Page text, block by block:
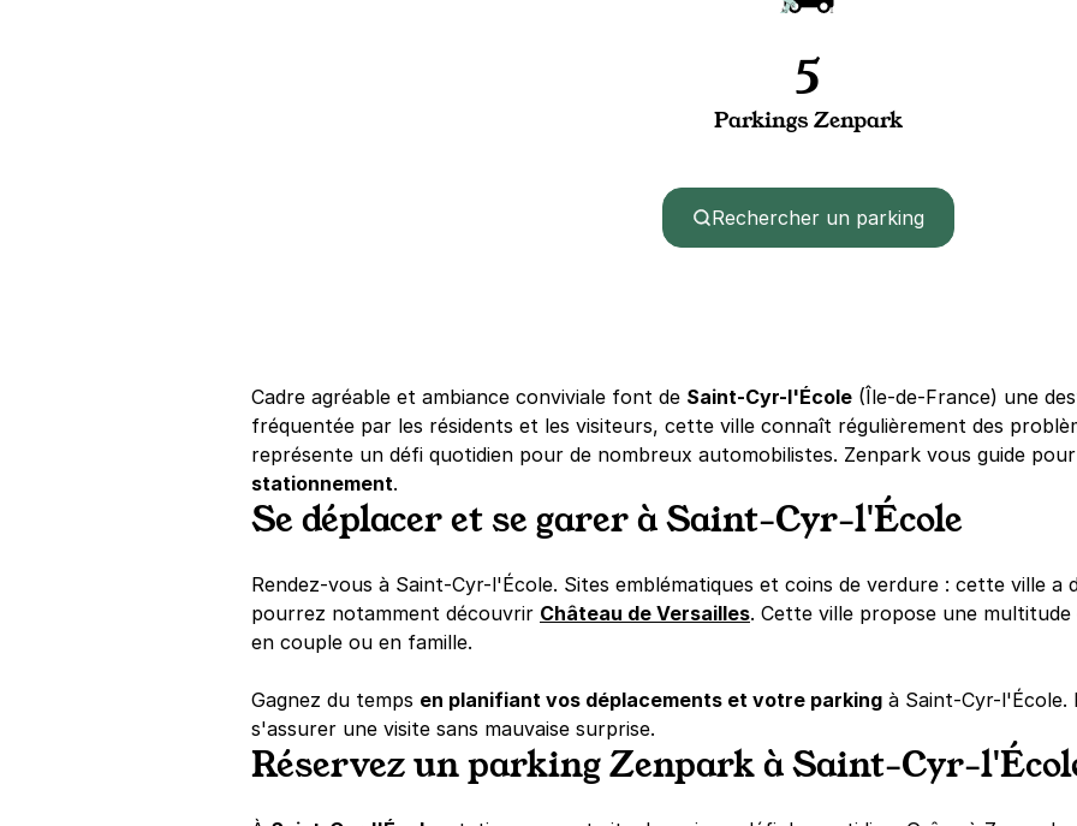
5
Parkings Zenpark
Rechercher un parking
Cadre agréable et ambiance conviviale font de Saint-Cyr-l'École (Île-de-France) une
fréquentée par les résidents et les visiteurs, cette ville connaît régulièrement des
représente un défi quotidien pour de nombreux automobilistes. Zenpark vous guide pour
stationnement.
Se déplacer et se garer à Saint-Cyr-l'École
Rendez-vous à Saint-Cyr-l'École. Sites emblématiques et coins de verdure : cette ville a
pourrez notamment découvrir Château de Versailles. Cette ville propose une
en couple ou en famille.
Gagnez du temps en planifiant vos déplacements et votre parking à Saint-Cyr-
s'assurer une visite sans mauvaise surprise.
Réservez un parking Zenpark à Saint-Cyr-